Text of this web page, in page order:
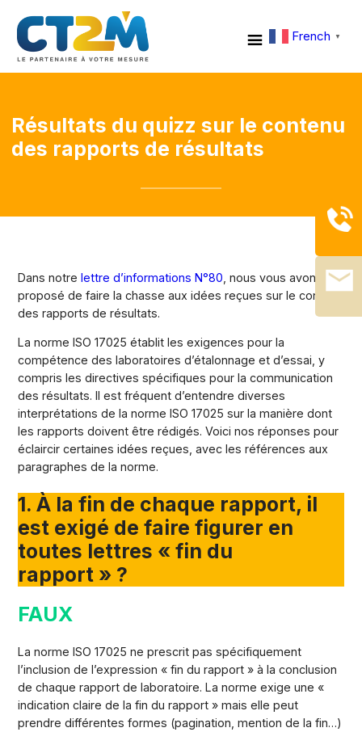
French ▼
Résultats du quizz sur le contenu
des rapports de résultats
Dans notrelettre d’informations N°80 , nous vous avons
proposé de faire la chasse aux idées reçues sur le contenu
des rapports de résultats.
La norme ISO 17025 établit les exigences pour la
compétence des laboratoires d’étalonnage et d’essai, y
compris les directives spécifiques pour la communication
des résultats. Il est fréquent d’entendre diverses
interprétations de la norme ISO 17025 sur la manière dont
les rapports doivent être rédigés. Voici nos réponses pour
éclaircir certaines idées reçues, avec les références aux
paragraphes de la norme.
1. À la fin de chaque rapport, il
est exigé de faire figurer en
toutes lettres « fin du
rapport » ?
FAUX
La norme ISO 17025 ne prescrit pas spécifiquement
l’inclusion de l’expression « fin du rapport » à la conclusion
de chaque rapport de laboratoire. La norme exige une «
indication claire de la fin du rapport » mais elle peut
prendre différentes formes (pagination, mention de la fin…)